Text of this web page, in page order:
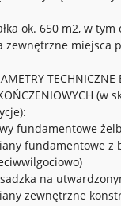
ok. 650 m2, w
zewnętrzne miejsca
fundamentowe
fundamentowe
na
zewnętrzne